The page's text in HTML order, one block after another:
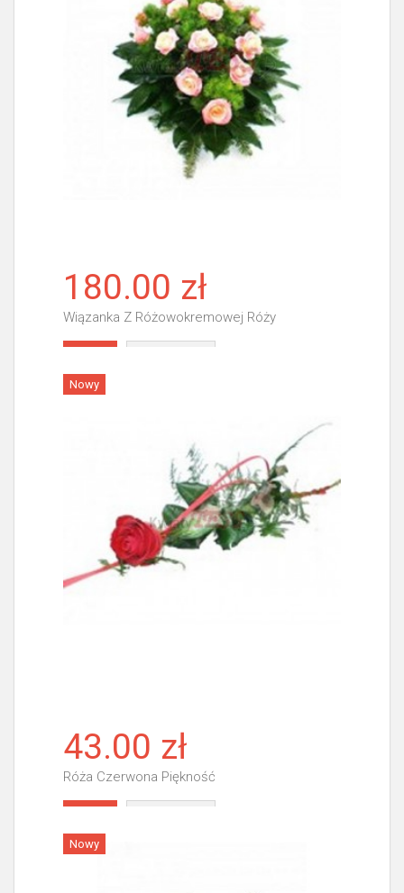
180.00 zł
Wiązanka Z Różowokremowej Róży
Nowy
43.00 zł
Róża Czerwona Piękność
Nowy